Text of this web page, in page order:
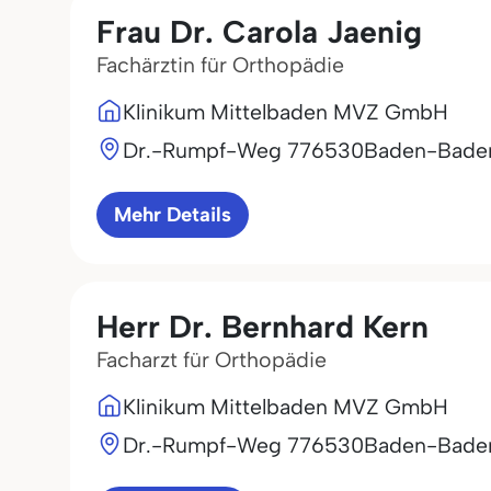
Frau Dr. Carola Jaenig
Fachärztin für Orthopädie
Klinikum Mittelbaden MVZ GmbH
Dr.-Rumpf-Weg 776530Baden-
Mehr Details
Herr Dr. Bernhard Kern
Facharzt für Orthopädie
Klinikum Mittelbaden MVZ GmbH
Dr.-Rumpf-Weg 776530Baden-